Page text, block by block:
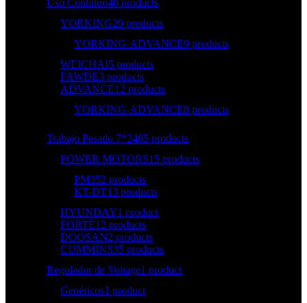
YORKING20 products
YORKING-ADVANCE9 products
WEICHAI5 products
FAWDE3 products
ADVANCE12 products
YORKING-ADVANCE8 products
Trabajo Pesado 7*2465 products
POWER MOTORS15 products
PM352 products
KT-DT13 products
HYUNDAY1 product
FORTE12 products
DOOSAN2 products
CUMMINS35 products
Regulador de Voltage1 product
Genéricos1 product